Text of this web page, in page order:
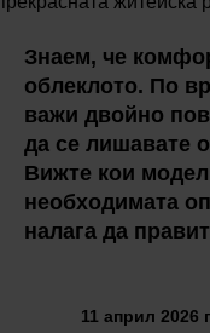
Знаем, че
облеклото. По
важи двойно
да се лишавате
Вижте кои
необходимата
налага да
11 април 2026